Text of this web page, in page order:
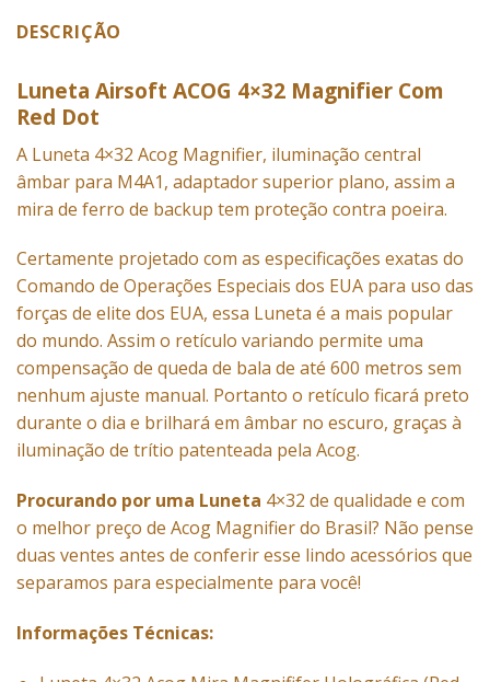
DESCRIÇÃO
Luneta Airsoft ACOG 4×32 Magnifier Com
Red Dot
A Luneta 4×32 Acog Magnifier, iluminação central
âmbar para M4A1, adaptador superior plano, assim a
mira de ferro de backup tem proteção contra poeira.
Certamente projetado com as especificações exatas do
Comando de Operações Especiais dos EUA para uso das
forças de elite dos EUA, essa Luneta é a mais popular
do mundo. Assim o retículo variando permite uma
compensação de queda de bala de até 600 metros sem
nenhum ajuste manual. Portanto o retículo ficará preto
durante o dia e brilhará em âmbar no escuro, graças à
iluminação de trítio patenteada pela Acog.
Procurando por uma Luneta 4×32 de qualidade e com
o melhor preço de Acog Magnifier do Brasil? Não pense
duas ventes antes de conferir esse lindo acessórios que
separamos para especialmente para você!
Informações Técnicas: